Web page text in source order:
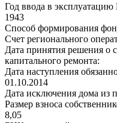
Год ввода в
1943
Способ формирования
Счет регионального
Дата принятия решения о
капитального ремонта:
Дата наступления
01.10.2014
Дата исключения дома из
Размер взноса
8,05